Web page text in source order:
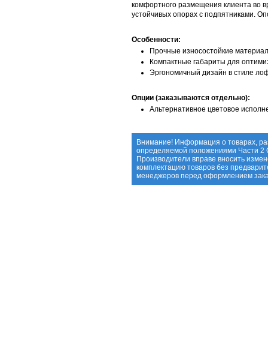
комфортного размещения клиента во
устойчивых опорах с подпятниками.
Особенности:
Прочные износостойкие
Компактные габариты для
Эргономичный дизайн в стиле
Опции (заказываются отдельно):
Альтернативное цветовое
Внимание! Информация о товарах,
определяемой положениями Части 2
Производители вправе вносить
комплектацию товаров без
менеджеров перед оформлением